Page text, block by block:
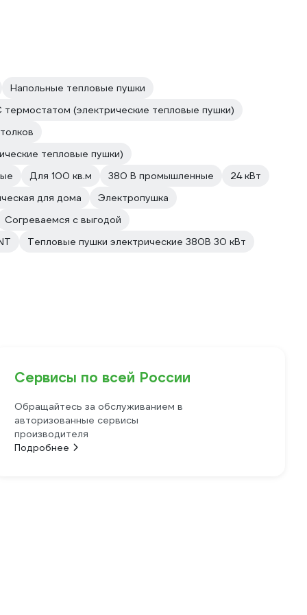
Напольные тепловые пушки
термостатом (электрические тепловые пушки)
тепловые пушки)
Для 100 кв.м 380 В промышленные
24 кВт
для дома
Электропушка
Согреваемся с выгодой
Тепловые пушки электрические 380В 30 кВт
Сервисы по всей России
Обращайтесь за обслуживанием в
авторизованные сервисы
производителя
Подробнее